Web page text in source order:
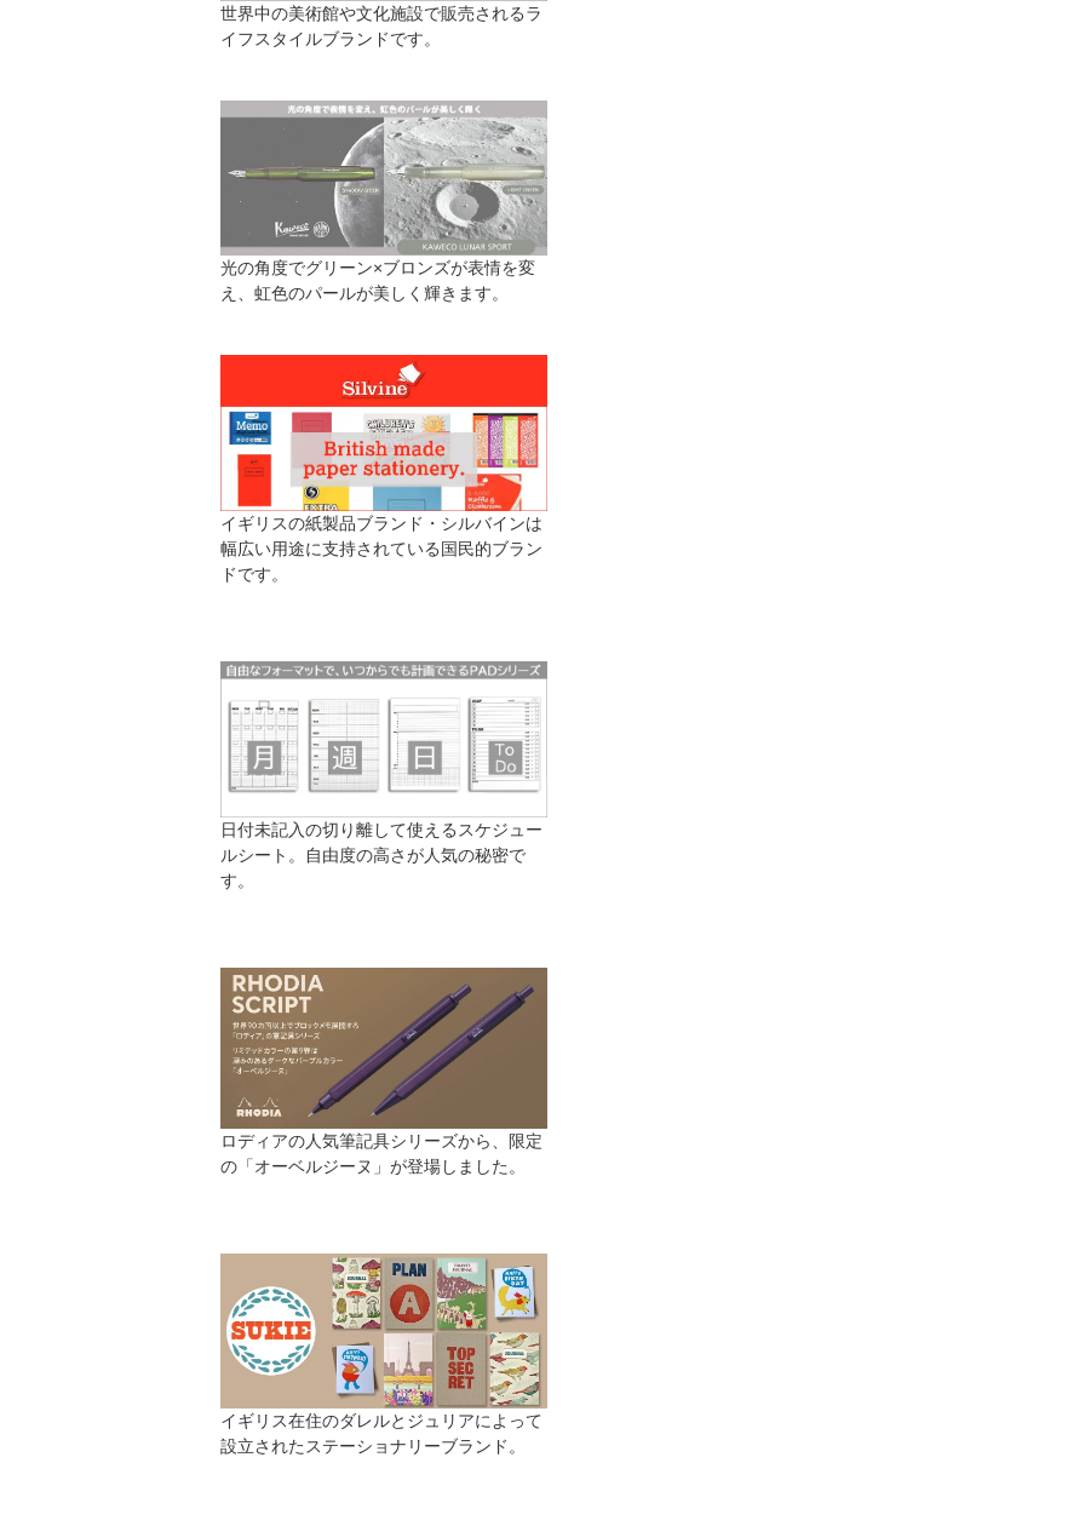
世界中の美術館や文化施設で販売されるラ
イフスタイルブランドです。
光の角度でグリーン×ブロンズが表情を変
え、虹色のパールが美しく輝きます。
イギリスの紙製品ブランド・シルバインは
幅広い用途に支持されている国民的ブラン
ドです。
日付未記入の切り離して使えるスケジュー
ルシート。自由度の高さが人気の秘密で
す。
ロディアの人気筆記具シリーズから、限定
の「オーベルジーヌ」が登場しました。
イギリス在住のダレルとジュリアによって
設立されたステーショナリーブランド。